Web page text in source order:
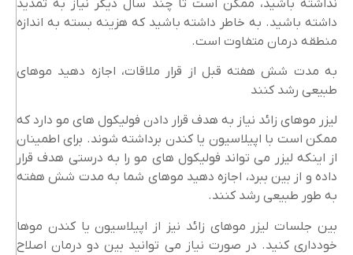
نداشته باشید، ممکن است تا چند سال دیگر نیاز به تمدید
داشته باشید. به خاطر داشته باشید که هزینه بسته به اندازه
منطقه درمان متفاوت است.
به مدت شش هفته قبل از قرار ملاقات، اجازه دهید موهای
طبیعی رشد کنند
لیزر موهای زائد نیاز به هدف قرار دادن فولیکول های مو دارد که
ممکن است با اپیلاسیون یا کندن برداشته شوند. برای اطمینان
از اینکه لیزر می تواند فولیکول های مو را به درستی هدف قرار
داده و از بین ببرد، اجازه دهید موهای شما به مدت شش هفته
به طور طبیعی رشد کنند.
بین جلسات لیزر موهای زائد نیز از اپیلاسیون یا کندن موها
خودداری کنید. در صورت نیاز می توانید بین دو درمان اصلاح